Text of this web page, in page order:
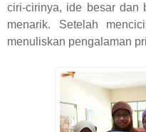
ciri-cirinya, ide besar dan
menarik. Setelah
menuliskan pengalaman